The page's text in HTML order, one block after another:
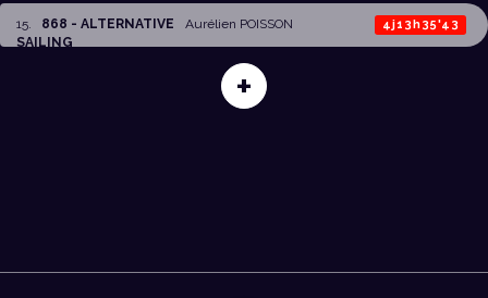
15. 868 - ALTERNATIVE
SAILING
Aurélien POISSON 4j13h35'43
+